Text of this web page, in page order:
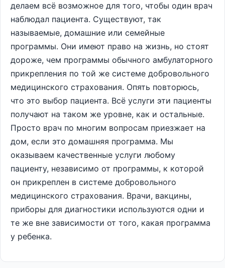
делаем всё возможное для того, чтобы один врач
наблюдал пациента. Существуют, так
называемые, домашние или семейные
программы. Они имеют право на жизнь, но стоят
дороже, чем программы обычного амбулаторного
прикрепления по той же системе добровольного
медицинского страхования. Опять повторюсь,
что это выбор пациента. Всё услуги эти пациенты
получают на таком же уровне, как и остальные.
Просто врач по многим вопросам приезжает на
дом, если это домашняя программа. Мы
оказываем качественные услуги любому
пациенту, независимо от программы, к которой
он прикреплен в системе добровольного
медицинского страхования. Врачи, вакцины,
приборы для диагностики используются одни и
те же вне зависимости от того, какая программа
у ребенка.